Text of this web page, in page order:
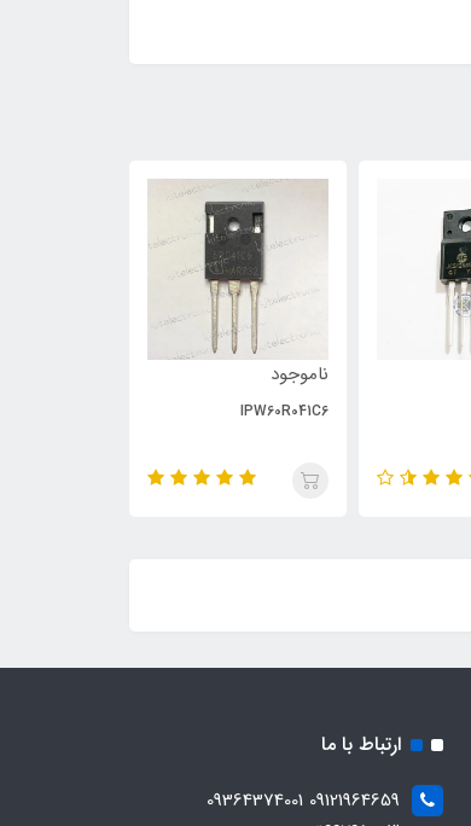
ناموجود
IPW60R041C6
ارتباط با ما
09121964659 09364374001